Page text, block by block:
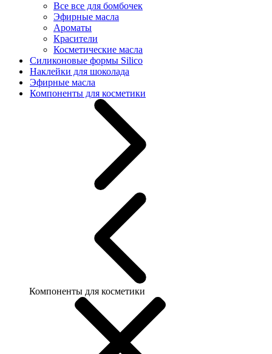
Все все для бомбочек
Эфирные масла
Ароматы
Красители
Косметические масла
Силиконовые формы Silico
Наклейки для шоколада
Эфирные масла
Компоненты для косметики
Компоненты для косметики